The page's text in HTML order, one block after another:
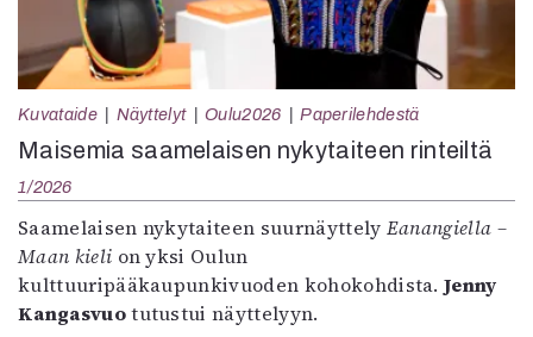
Kuvataide Näyttelyt Oulu2026 Paperilehdestä
Maisemia saamelaisen nykytaiteen rinteiltä
1/2026
Saamelaisen nykytaiteen suurnäyttely Eanangiella –
Maan kieli on yksi Oulun
kulttuuripääkaupunkivuoden kohokohdista.Jenny
Kangasvuotutustui näyttelyyn.